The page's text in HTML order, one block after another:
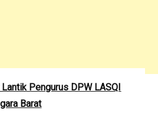
Lantik Pengurus DPW LASQI
Barat